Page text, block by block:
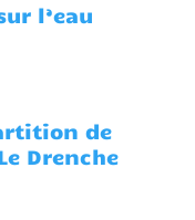
l’eau
de
Drenche